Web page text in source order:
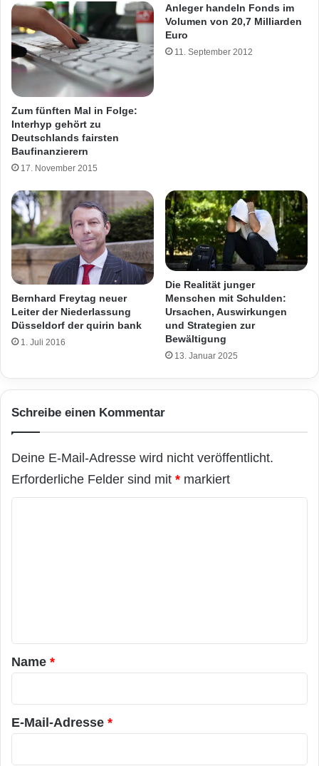
Zum fünften Mal in Folge:
Interhyp gehört zu
Deutschlands fairsten
Baufinanzierern
17. November 2015
Anleger handeln Fonds im
Volumen von 20,7 Milliarden
Euro
11. September 2012
Bernhard Freytag neuer
Leiter der Niederlassung
Düsseldorf der quirin bank
1. Juli 2016
Die Realität junger
Menschen mit Schulden:
Ursachen, Auswirkungen
und Strategien zur
Bewältigung
13. Januar 2025
Schreibe einen Kommentar
Deine E-Mail-Adresse wird nicht veröffentlicht.
Erforderliche Felder sind mit * markiert
a
r
*
Name *
E-Mail-Adresse *